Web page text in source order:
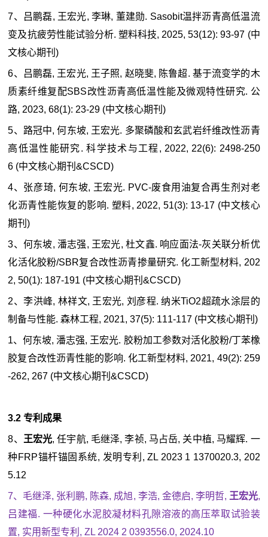
7、吕鹏磊, 王宏光, 李琳, 董建勋. Sasobit温拌沥青高低温流
变及抗疲劳性能试验分析. 塑料科技, 2025, 53(12): 93-97 (中
文核心期刊)
6、吕鹏磊, 王宏光, 王子照, 赵晓斐, 陈鲁超. 基于流变学的木
质素纤维复配SBS改性沥青高低温性能及微观特性研究. 公
路, 2023, 68(1): 23-29 (中文核心期刊)
5、路冠中, 何东坡, 王宏光. 多聚磷酸和玄武岩纤维改性沥青
高低温性能研究. 科学技术与工程, 2022, 22(6): 2498-250
6 (中文核心期刊&CSCD)
4、张彦琦, 何东坡, 王宏光. PVC-废食用油复合再生剂对老
化沥青性能恢复的影响. 塑料, 2022, 51(3): 13-17 (中文核心
期刊)
3、何东坡, 潘志强, 王宏光, 杜文鑫. 响应面法-灰关联分析优
化活化胶粉/SBR复合改性沥青掺量研究. 化工新型材料, 202
2, 50(1): 187-191 (中文核心期刊&CSCD)
2、李洪峰, 林祥文, 王宏光, 刘彦程. 纳米TiO2超疏水涂层的
制备与性能. 森林工程, 2021, 37(5): 111-117 (中文核心期刊)
1、何东坡, 潘志强, 王宏光. 胶粉加工参数对活化胶粉/丁苯橡
胶复合改性沥青性能的影响. 化工新型材料, 2021, 49(2): 259
-262, 267 (中文核心期刊&CSCD)
3.2 专利成果
8、 王宏光, 任宇航, 毛继泽, 李祯, 马占岳, 关中植, 马耀辉. 一
种FRP锚杆锚固系统, 发明专利, ZL 2023 1 1370020.3, 202
5.12
7、毛继泽, 张利鹏, 陈森, 成旭, 李浩, 金德启, 李明哲, 王宏光,
吕建福. 一种硬化水泥胶凝材料孔隙溶液的高压萃取试验装
置, 实用新型专利, ZL 2024 2 0393556.0, 2024.10